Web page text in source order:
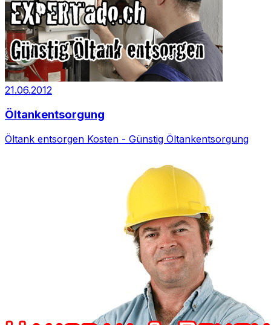
21.06.2012
Öltankentsorgung
Öltank entsorgen Kosten - Günstig Öltankentsorgung